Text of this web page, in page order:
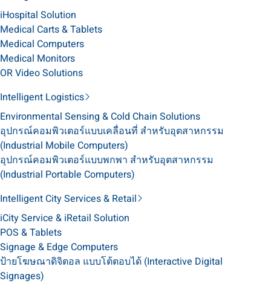
iHospital Solution
Medical Carts & Tablets
Medical Computers
Medical Monitors
OR Video Solutions
Intelligent Logistics
Environmental Sensing & Cold Chain Solutions
อุปกรณ์คอมพิวเตอร์แบบเคลื่อนที่ สำหรับอุตสาหกรรม
(Industrial Mobile Computers)
อุปกรณ์คอมพิวเตอร์แบบพกพา สำหรับอุตสาหกรรม
(Industrial Portable Computers)
Intelligent City Services & Retail
iCity Service & iRetail Solution
POS & Tablets
Signage & Edge Computers
ป้ายโฆษณาดิจิตอล แบบโต้ตอบได้ (Interactive Digital
Signages)